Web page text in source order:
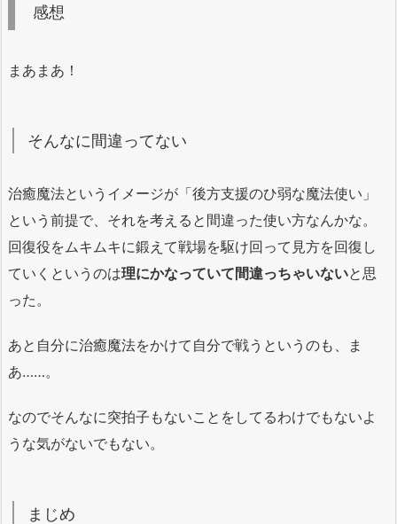
感想
まあまあ！
そんなに間違ってない
治癒魔法というイメージが「後方支援のひ弱な魔法使い」
という前提で、それを考えると間違った使い方なんかな。
回復役をムキムキに鍛えて戦場を駆け回って見方を回復し
ていくというのは理にかなっていて間違っちゃいないと思
った。
あと自分に治癒魔法をかけて自分で戦うというのも、ま
あ……。
なのでそんなに突拍子もないことをしてるわけでもないよ
うな気がないでもない。
まじめ